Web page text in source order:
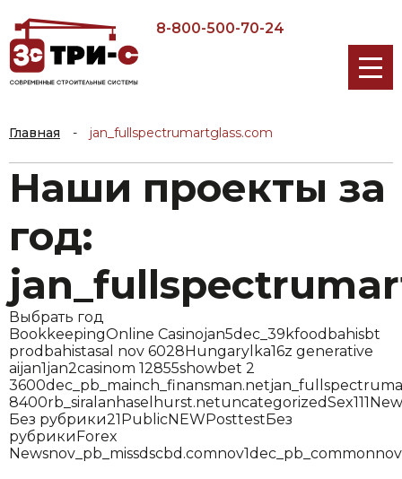
8-800-500-70-24
Главная - jan_fullspectrumartglass.com
Наши проекты за
год:
Выбрать год
BookkeepingOnline Casinojan5dec_39kfood bahisbt
prod bahistasal nov 6028Hungary lka16z generative
aijan1jan2casinom 12855showbet 2
3600dec_pb_mainch_finansman.net
8400rb_siralanhaselhurst.netuncategorizedSex111
Без рубрики21PublicNEWPosttestБез
рубрикиForex
Newsnov_pb_missdscbd.comnov1dec_pb_common